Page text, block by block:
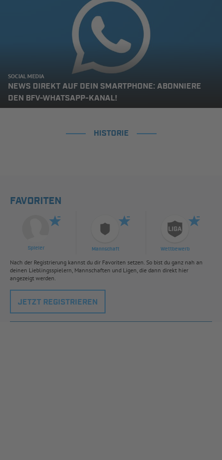
SOCIAL MEDIA
NEWS DIREKT AUF DEIN SMARTPHONE: ABONNIERE
DEN BFV-WHATSAPP-KANAL!
HISTORIE
FAVORITEN
Spieler Mannschaft Wettbewerb
Nach der Registrierung kannst du dir Favoriten setzen. So bist du ganz nah an
deinen Lieblingsspielern, Mannschaften und Ligen, die dann direkt hier
angezeigt werden.
JETZT REGISTRIEREN